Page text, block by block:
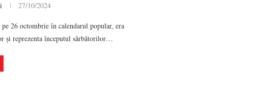
27/10/2024
26 octombrie în calendarul popular, era
și reprezenta începutul sărbătorilor…